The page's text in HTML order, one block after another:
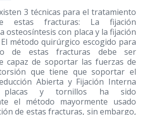
3 técnicas para el tratamiento
estas fracturas: La fijación
osteosíntesis con placa y la fijación
método quirúrgico escogido para
de estas fracturas debe ser
capaz de soportar las fuerzas de
que tiene que soportar el
Abierta y Fijación Interna
placas y tornillos ha sido
el método mayormente usado
de estas fracturas, sin embargo,